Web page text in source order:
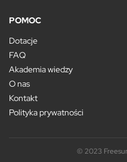
POMOC
Dotacje
FAQ
Akademia wiedzy
O nas
Kontakt
Polityka prywatności
© 2023